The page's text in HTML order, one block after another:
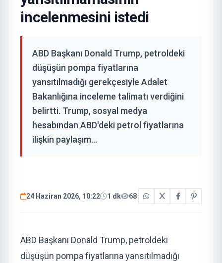
incelenmesini istedi
ABD Başkanı Donald Trump, petroldeki
düşüşün pompa fiyatlarına
yansıtılmadığı gerekçesiyle Adalet
Bakanlığına inceleme talimatı verdiğini
belirtti. Trump, sosyal medya
hesabından ABD'deki petrol fiyatlarına
ilişkin paylaşım...
24 Haziran 2026, 10:22 1 dk 68
ABD Başkanı Donald Trump, petroldeki
düşüşün pompa fiyatlarına yansıtılmadığı